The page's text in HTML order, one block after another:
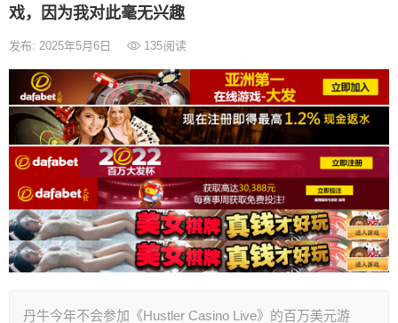
戏，因为我对此毫无兴趣
发布: 2025年5月6日 135阅读
丹牛今年不会参加《Hustler Casino Live》的百万美元游